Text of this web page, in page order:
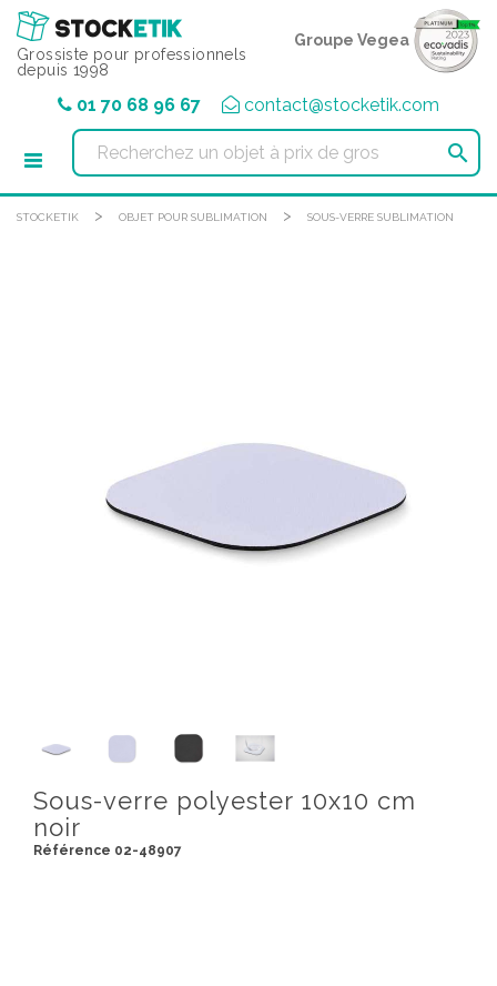
Grossiste pour professionnels
depuis 1998
Groupe Vegea
01 70 68 96 67 contact@stocketik.com

STOCKETIK > OBJET POUR SUBLIMATION > SOUS-VERRE SUBLIMATION
Sous-verre polyester 10x10 cm
noir
Référence 02-48907
Panneau de gestion des cookies